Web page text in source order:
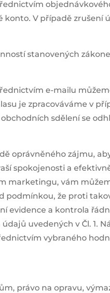
konto. V případě
stanovených
e-mailu
je zpracováváme v
sdělení se
oprávněného zájmu,
spokojenosti a
marketingu, vám
podmínkou, že proti
evidence a kontrola
uvedených v Čl. 1.
vybraného
právo na opravu,